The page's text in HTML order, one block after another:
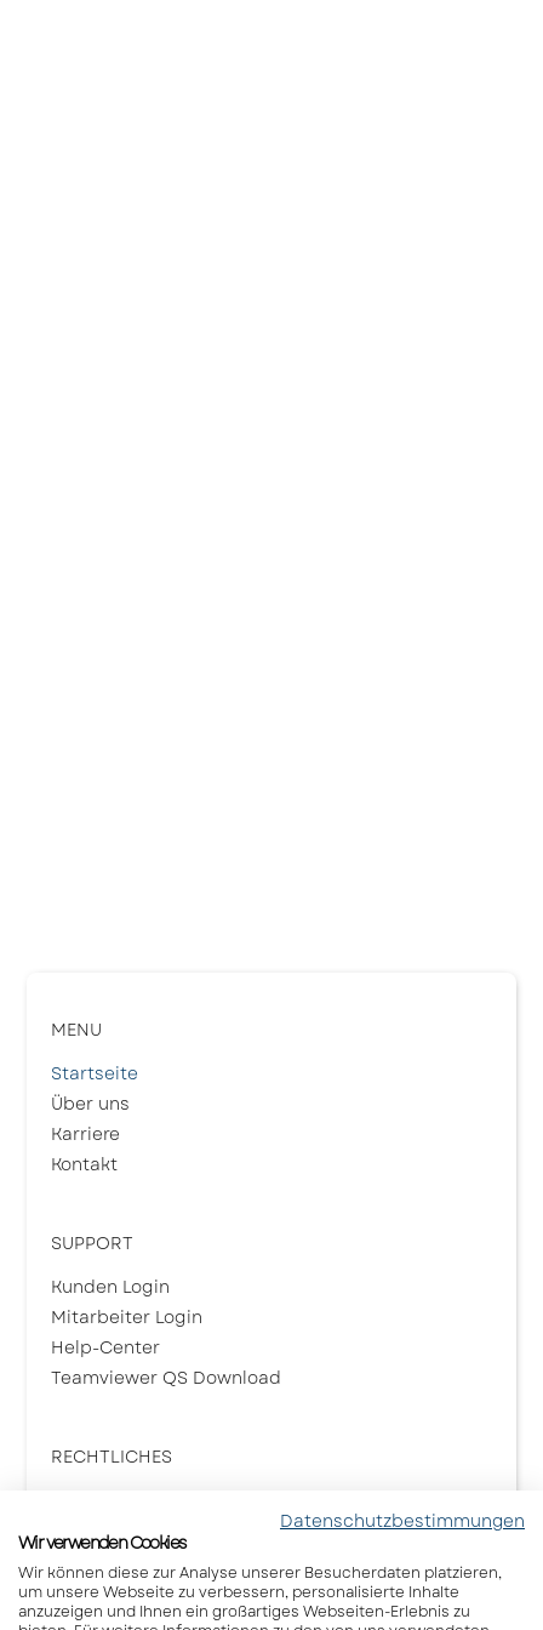
MENU
Startseite
Über uns
Karriere
Kontakt
SUPPORT
Kunden Login
Mitarbeiter Login
Help-Center
Teamviewer QS Download
RECHTLICHES
Impressum
Nutzungsbedingungen
AGBs
Datenschutzbestimmungen
Wir verwenden Cookies
Wir können diese zur Analyse unserer Besucherdaten platzieren,
um unsere Webseite zu verbessern, personalisierte Inhalte
anzuzeigen und Ihnen ein großartiges Webseiten-Erlebnis zu